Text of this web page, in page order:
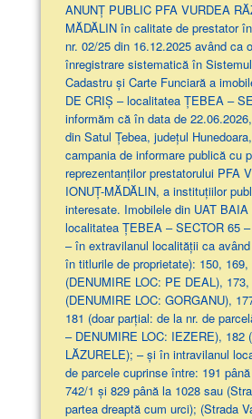
ANUNŢ PUBLIC PFA VURDEA
MĂDĂLIN în calitate de prestator
nr. 02/25 din 16.12.2025 având ca
înregistrare sistematică în
Cadastru și Carte Funciară a
DE CRIȘ – localitatea ȚEBEA –
informăm că în data de
din Satul Țebea, județul
campania de informare publică cu
reprezentanților prestatorului PFA
IONUȚ-MĂDĂLIN, a instituțiilor
interesate. Imobilele din UAT
localitatea ȚEBEA – SECTOR 65
– în extravilanul localităţii ca
în titlurile de proprietate): 150,
(DENUMIRE LOC: PE DEAL),
(DENUMIRE LOC: GORGANU),
181 (doar parţial: de la nr. de
– DENUMIRE LOC: IEZERE), 182
LĂZURELE); – și în intravilanul
de parcele cuprinse între: 191
742/1 și 829 până la 1028 sau
partea dreaptă cum urci); (Strada